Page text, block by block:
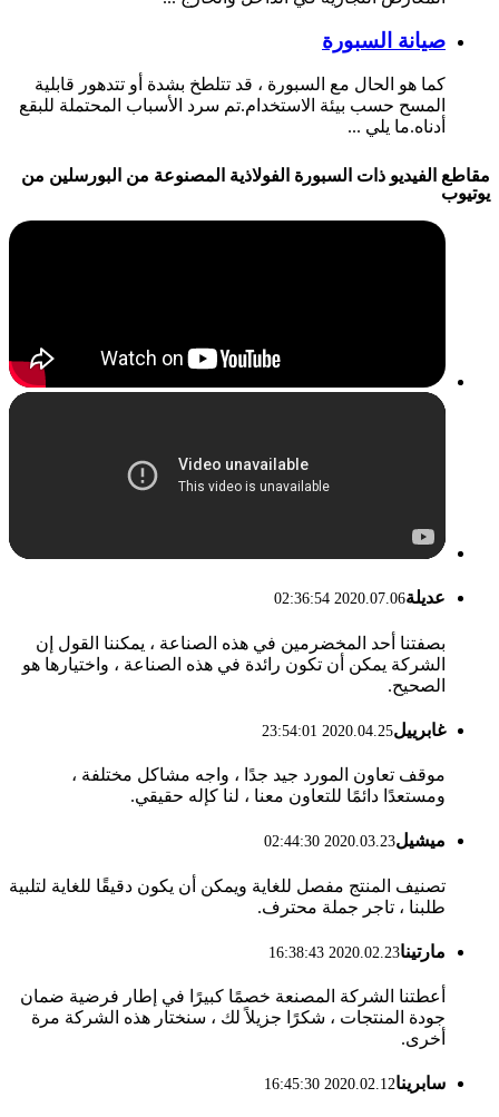
صيانة السبورة
كما هو الحال مع السبورة ، قد تتلطخ بشدة أو تتدهور قابلية
المسح حسب بيئة الاستخدام.تم سرد الأسباب المحتملة للبقع
أدناه.ما يلي ...
مقاطع الفيديو ذات السبورة الفولاذية المصنوعة من البورسلين من
يوتيوب
عديلة2020.07.06 02:36:54
بصفتنا أحد المخضرمين في هذه الصناعة ، يمكننا القول إن
الشركة يمكن أن تكون رائدة في هذه الصناعة ، واختيارها هو
الصحيح.
غابرييل2020.04.25 23:54:01
موقف تعاون المورد جيد جدًا ، واجه مشاكل مختلفة ،
ومستعدًا دائمًا للتعاون معنا ، لنا كإله حقيقي.
ميشيل2020.03.23 02:44:30
تصنيف المنتج مفصل للغاية ويمكن أن يكون دقيقًا للغاية لتلبية
طلبنا ، تاجر جملة محترف.
مارتينا2020.02.23 16:38:43
أعطتنا الشركة المصنعة خصمًا كبيرًا في إطار فرضية ضمان
جودة المنتجات ، شكرًا جزيلاً لك ، سنختار هذه الشركة مرة
أخرى.
سابرينا2020.02.12 16:45:30